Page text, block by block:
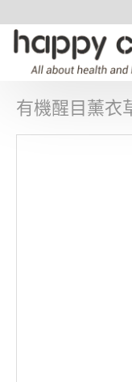
有機醒目薰衣